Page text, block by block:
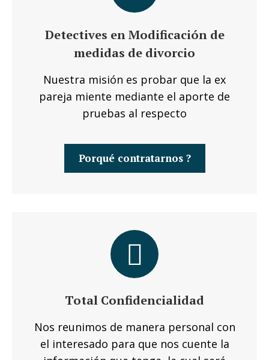
Detectives en Modificación de
medidas de divorcio
Nuestra misión es probar que la ex
pareja miente mediante el aporte de
pruebas al respecto
Porqué contratarnos ?
Total Confidencialidad
Nos reunimos de manera personal con
el interesado para que nos cuente la